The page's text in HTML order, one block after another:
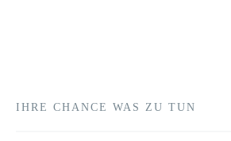
IHRE CHANCE WAS ZU TUN